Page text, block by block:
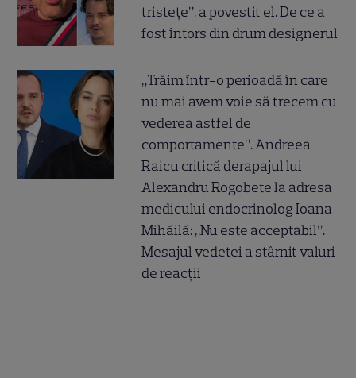
tristețe”, a povestit el. De ce a
fost întors din drum designerul
„Trăim într-o perioadă în care
nu mai avem voie să trecem cu
vederea astfel de
comportamente”. Andreea
Raicu critică derapajul lui
Alexandru Rogobete la adresa
medicului endocrinolog Ioana
Mihăilă: „Nu este acceptabil”.
Mesajul vedetei a stârnit valuri
de reacții